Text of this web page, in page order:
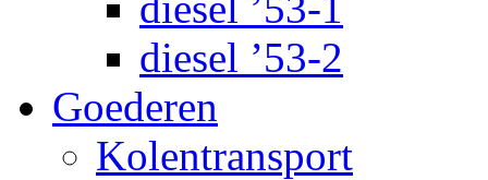
diesel ’53-2
Goederen
Kolentransport